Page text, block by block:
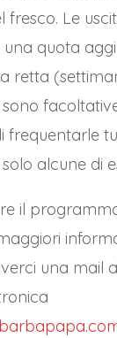
fresco. Le
una quota
retta
frequentarle
alcune di
il
una mail